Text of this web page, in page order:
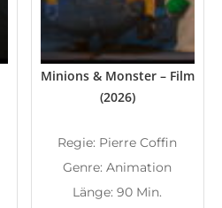
Minions & Monster – Film
(2026)
Regie: Pierre Coffin
Genre: Animation
Länge: 90 Min.